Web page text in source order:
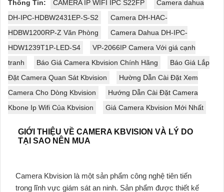
Thông Tin: CAMERA IP WIFI IPC S22FP
Camera dahua
DH-IPC-HDBW2431EP-S-S2
Camera DH-HAC-
HDBW1200RP-Z Văn Phòng
Camera Dahua DH-IPC-
HDW1239T1P-LED-S4
VP-2066IP Camera Với giá cạnh
tranh
Báo Giá Camera Kbvision Chính Hãng
Báo Giá Lắp
Đặt Camera Quan Sát Kbvision
Hường Dẫn Cài Đặt Xem
Camera Cho Dòng Kbvision
Hướng Dẫn Cài Đặt Camera
Kbone Ip Wifi Của Kbvision
Giá Camera Kbvision Mới Nhất
GIỚI THIỆU VỀ CAMERA KBVISION VÀ LÝ DO
TẠI SAO NÊN MUA
Camera Kbvision là một sản phẩm công nghệ tiên tiến
trong lĩnh vực giám sát an ninh. Sản phẩm được thiết kế